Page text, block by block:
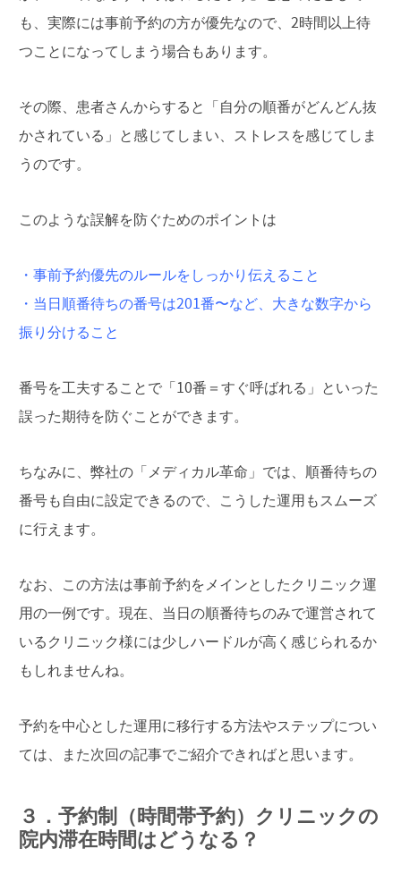
も、実際には事前予約の方が優先なので、2時間以上待
つことになってしまう場合もあります。
その際、患者さんからすると「自分の順番がどんどん抜
かされている」と感じてしまい、ストレスを感じてしま
うのです。
このような誤解を防ぐためのポイントは
・事前予約優先のルールをしっかり伝えること
・当日順番待ちの番号は201番〜など、大きな数字から
振り分けること
番号を工夫することで「10番＝すぐ呼ばれる」といった
誤った期待を防ぐことができます。
ちなみに、弊社の「メディカル革命」では、順番待ちの
番号も自由に設定できるので、こうした運用もスムーズ
に行えます。
なお、この方法は事前予約をメインとしたクリニック運
用の一例です。現在、当日の順番待ちのみで運営されて
いるクリニック様には少しハードルが高く感じられるか
もしれませんね。
予約を中心とした運用に移行する方法やステップについ
ては、また次回の記事でご紹介できればと思います。
３．予約制（時間帯予約）クリニックの
院内滞在時間はどうなる？